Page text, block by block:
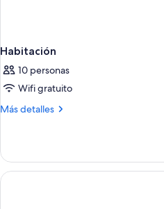
Habitación
10 personas
Wifi gratuito
Más detalles
Más